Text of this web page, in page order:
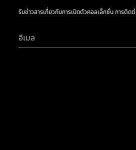
รับข่าวสารเกี่ยวกับการเปิดตัวคอลเล็กชั่น การติ
อีเมล